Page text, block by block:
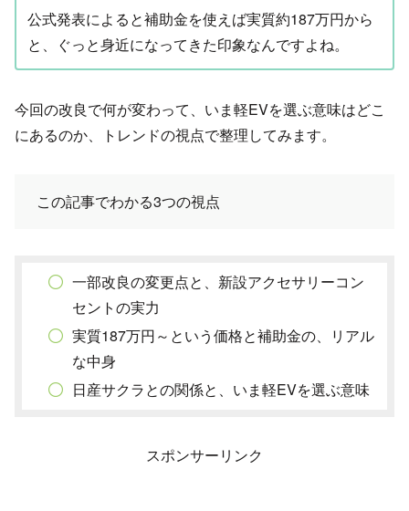
公式発表によると補助金を使えば実質約187万円から
と、ぐっと身近になってきた印象なんですよね。
今回の改良で何が変わって、いま軽EVを選ぶ意味はどこ
にあるのか、トレンドの視点で整理してみます。
この記事でわかる3つの視点
一部改良の変更点と、新設アクセサリーコン
セントの実力
実質187万円～という価格と補助金の、リアル
な中身
日産サクラとの関係と、いま軽EVを選ぶ意味
スポンサーリンク